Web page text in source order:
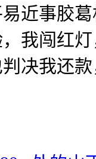
近事胶
我闯红
决我还